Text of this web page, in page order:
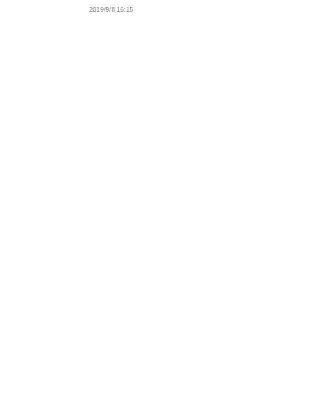
2019/9/8 16:15